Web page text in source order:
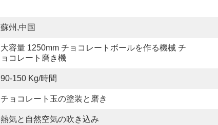
蘇州,中国
大容量 1250mm チョコレートボールを作る機械 チ
ョコレート磨き機
90-150 Kg/時間
チョコレート玉の塗装と磨き
熱気と自然空気の吹き込み